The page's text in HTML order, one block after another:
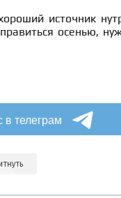
источник
осенью,
в телеграм